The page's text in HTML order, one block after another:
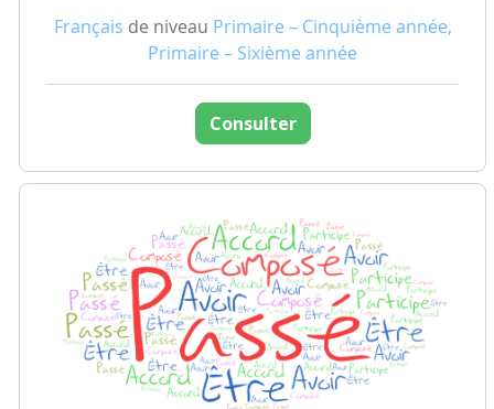
Français de niveau Primaire – Cinquième année,
Primaire – Sixième année
Consulter